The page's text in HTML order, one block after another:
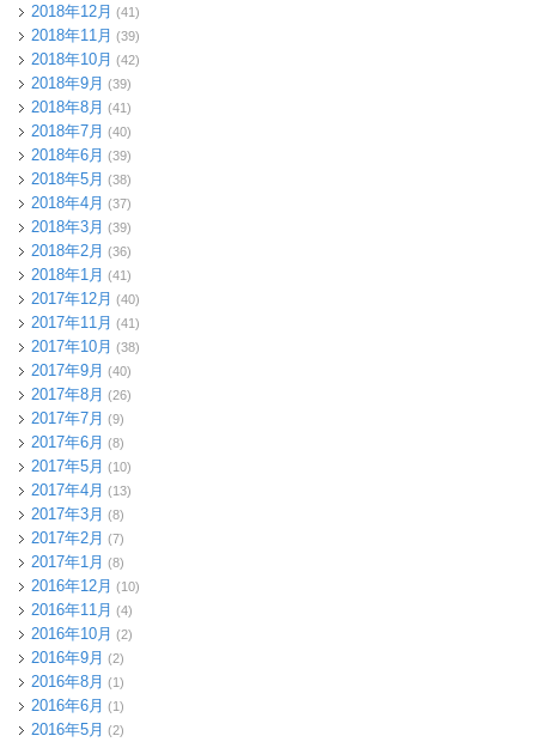
2018年12月 (41)
2018年11月 (39)
2018年10月 (42)
2018年9月 (39)
2018年8月 (41)
2018年7月 (40)
2018年6月 (39)
2018年5月 (38)
2018年4月 (37)
2018年3月 (39)
2018年2月 (36)
2018年1月 (41)
2017年12月 (40)
2017年11月 (41)
2017年10月 (38)
2017年9月 (40)
2017年8月 (26)
2017年7月 (9)
2017年6月 (8)
2017年5月 (10)
2017年4月 (13)
2017年3月 (8)
2017年2月 (7)
2017年1月 (8)
2016年12月 (10)
2016年11月 (4)
2016年10月 (2)
2016年9月 (2)
2016年8月 (1)
2016年6月 (1)
2016年5月 (2)